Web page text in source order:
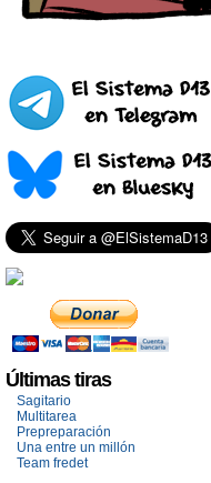
Últimas tiras
Sagitario
Multitarea
Prepreparación
Una entre un millón
Team fredet